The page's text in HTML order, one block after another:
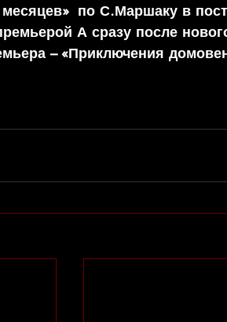
месяцев»  по С.Маршаку в
А сразу после
– «Приключения